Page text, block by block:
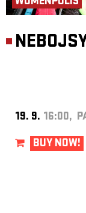
19. 9. 16:00,
BUY NOW!